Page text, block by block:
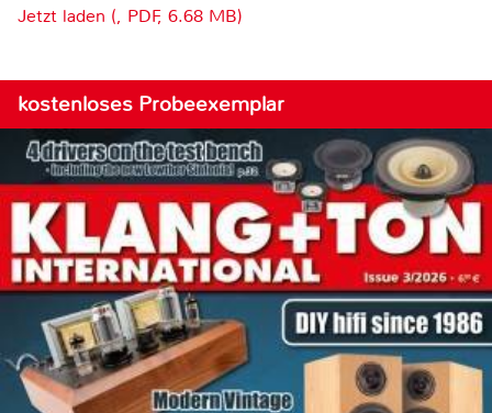
Jetzt laden (, PDF, 6.68 MB)
kostenloses Probeexemplar